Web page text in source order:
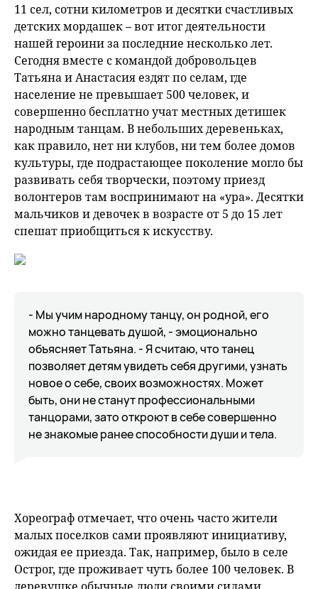
11 сел, сотни километров и десятки счастливых
детских мордашек – вот итог деятельности
нашей героини за последние несколько лет.
Сегодня вместе с командой добровольцев
Татьяна и Анастасия ездят по селам, где
население не превышает 500 человек, и
совершенно бесплатно учат местных детишек
народным танцам. В небольших деревеньках,
как правило, нет ни клубов, ни тем более домов
культуры, где подрастающее поколение могло бы
развивать себя творчески, поэтому приезд
волонтеров там воспринимают на «ура». Десятки
мальчиков и девочек в возрасте от 5 до 15 лет
спешат приобщиться к искусству.
- Мы учим народному танцу, он родной, его
можно танцевать душой, - эмоционально
объясняет Татьяна. - Я считаю, что танец
позволяет детям увидеть себя другими, узнать
новое о себе, своих возможностях. Может
быть, они не станут профессиональными
танцорами, зато откроют в себе совершенно
не знакомые ранее способности души и тела.
Хореограф отмечает, что очень часто жители
малых поселков сами проявляют инициативу,
ожидая ее приезда. Так, например, было в селе
Острог, где проживает чуть более 100 человек. В
деревушке обычные люди своими силами